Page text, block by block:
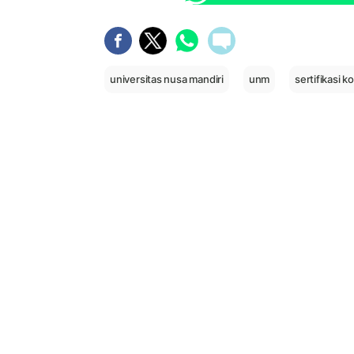
universitas nusa mandiri unm sertifikasi